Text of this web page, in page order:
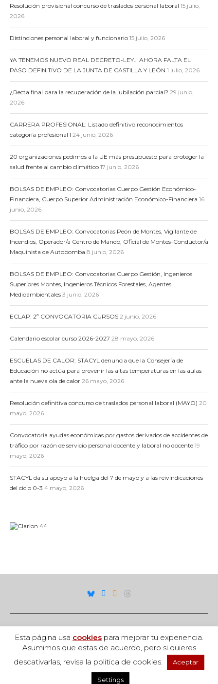
Resolución provisional concurso de traslados personal laboral 15 julio,
2026
Distinciones personal laboral y funcionario 15 julio, 2026
YA TENEMOS NUEVO REAL DECRETO-LEY… AHORA FALTA EL
PASO DEFINITIVO DE LA JUNTA DE CASTILLA Y LEÓN 1 julio, 2026
¿Recta final para la recuperación de la jubilación parcial? 29 junio,
2026
CARRERA PROFESIONAL: Listado definitivo reconocimientos
categoría profesional I 24 junio, 2026
20 organizaciones pedimos a la UE más presupuesto para proteger la
salud frente al cambio climático 17 junio, 2026
BOLSAS DE EMPLEO: Convocatorias Cuerpo Gestión Económico-
Financiera, Cuerpo Superior Administración Económico-Financiera 16
junio, 2026
BOLSAS DE EMPLEO: Convocatorias Peón de Montes, Vigilante de
Incendios, Operador/a Centro de Mando, Oficial de Montes-Conductor/a
Maquinista de Autobomba 8 junio, 2026
BOLSAS DE EMPLEO: Convocatorias Cuerpo Gestión, Ingenieros
Superiores Montes, Ingenieros Técnicos Forestales, Agentes
Medioambientales 3 junio, 2026
ECLAP: 2ª CONVOCATORIA CURSOS 2 junio, 2026
Calendario escolar curso 2026-2027 28 mayo, 2026
ESCUELAS DE CALOR: STACYL denuncia que la Consejería de
Educación no actúa para prevenir las altas temperaturas en las aulas
ante la nueva ola de calor 26 mayo, 2026
Resolución definitiva concurso de traslados personal laboral (MAYO) 20
mayo, 2026
Convocatoria ayudas económicas por gastos derivados de accidentes de
tráfico por razón de servicio personal docente y laboral no docente 19
mayo, 2026
STACYL da su apoyo a la huelga del 7 de mayo y a las reivindicaciones
del ciclo 0-3 4 mayo, 2026
Acceso
Esta página usa cookies para mejorar tu experiencia.
Asumimos que estas de acuerdo, pero si quieres
descativarlas, revisa la politica de cookies.
Aceptar
Settings